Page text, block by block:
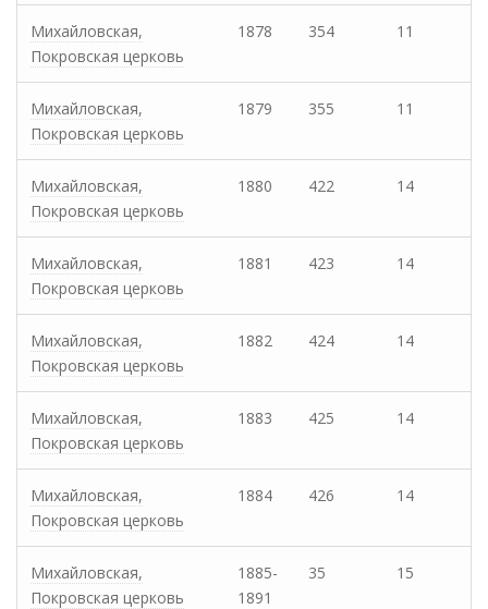
Михайловская,
Покровская церковь
1878 354 11
Михайловская,
Покровская церковь
1879 355 11
Михайловская,
Покровская церковь
1880 422 14
Михайловская,
Покровская церковь
1881 423 14
Михайловская,
Покровская церковь
1882 424 14
Михайловская,
Покровская церковь
1883 425 14
Михайловская,
Покровская церковь
1884 426 14
Михайловская,
Покровская церковь
1885-
1891
35 15